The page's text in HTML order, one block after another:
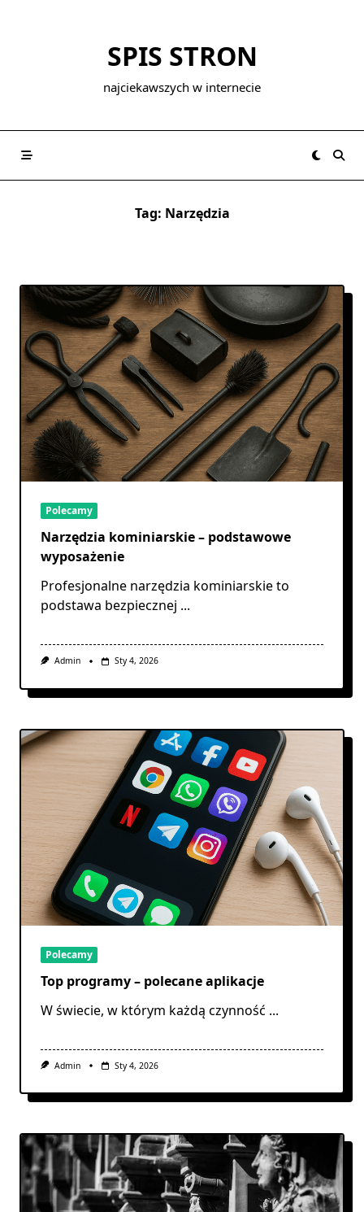
SPIS STRON
najciekawszych w internecie
Tag: Narzędzia
Polecamy
Narzędzia kominiarskie – podstawowe
wyposażenie
Profesjonalne narzędzia kominiarskie to
podstawa bezpiecznej ...
Admin Sty 4, 2026
Polecamy
Top programy – polecane aplikacje
W świecie, w którym każdą czynność ...
Admin Sty 4, 2026